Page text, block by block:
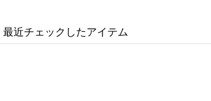
最近チェックしたアイテム